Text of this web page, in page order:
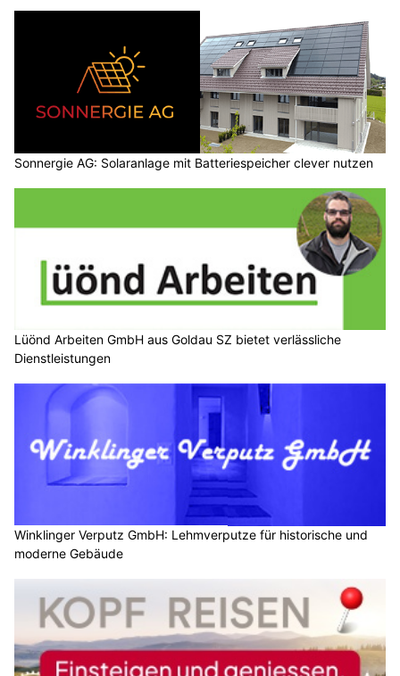
Sonnergie AG: Solaranlage mit Batteriespeicher clever nutzen
Lüönd Arbeiten GmbH aus Goldau SZ bietet verlässliche
Dienstleistungen
Winklinger Verputz GmbH: Lehmverputze für historische und
moderne Gebäude